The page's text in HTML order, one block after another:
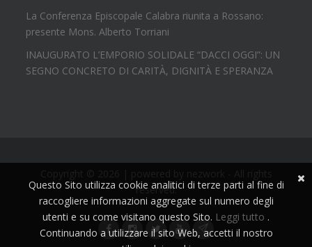
La Conferenza Episcopale Calabra riunita a Rossano:
presente Mons. Alberto Torriani
INAUGURATO L’EMPORIO SOLIDALE “DACCI OGGI”: UN
SEGNO CONCRETO DI CARITÀ, DIGNITÀ E SPERANZA
reserved.
Questo Sito utilizza cookie analitici di terze parti al fine di
raccogliere informazioni aggregate sul numero degli
utenti e su come visitano questo Sito. Leggi tutto .
Continuando a utilizzare il sito Web, accetti il nostro